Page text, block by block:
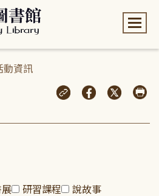
動資訊
研習課程
說故事